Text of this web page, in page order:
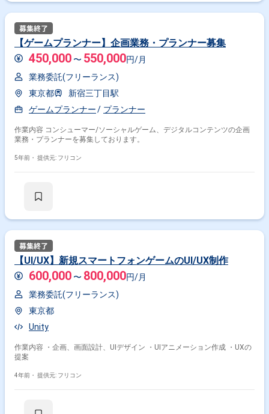
【ゲームプランナー】企画業務・プランナー募集
450,000 〜 550,000円/月
業務委託(フリーランス)
東京都
新宿三丁目駅
ゲームプランナー
プランナー
作業内容 コンシューマー/ソーシャルゲーム、デジタルコンテンツの企画
業務・プランナーを募集しております。
5年前・ 提供元: フリコン
【UI/UX】新規スマートフォンゲームのUI/UX制作
600,000 〜 800,000円/月
業務委託(フリーランス)
東京都
Unity
作業内容 ・企画、画面設計、UIデザイン ・UIアニメーション作成 ・UXの
提案
4年前・ 提供元: フリコン